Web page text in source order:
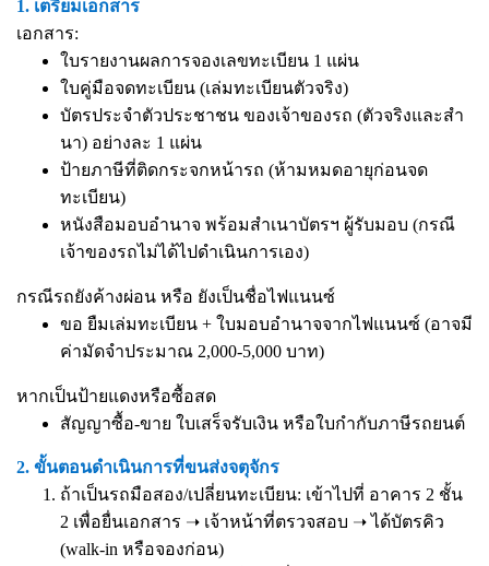
1. เตรียมเอกสาร
เอกสาร:
ใบรายงานผลการจองเลขทะเบียน 1 แผ่น
ใบคู่มือจดทะเบียน (เล่มทะเบียนตัวจริง)
บัตรประจำตัวประชาชน ของเจ้าของรถ (ตัวจริงและสำ
นา) อย่างละ 1 แผ่น
ป้ายภาษีที่ติดกระจกหน้ารถ (ห้ามหมดอายุก่อนจด
ทะเบียน)
หนังสือมอบอำนาจ พร้อมสำเนาบัตรฯ ผู้รับมอบ (กรณี
เจ้าของรถไม่ได้ไปดำเนินการเอง)
กรณีรถยังค้างผ่อน หรือ ยังเป็นชื่อไฟแนนซ์
ขอ ยืมเล่มทะเบียน + ใบมอบอำนาจจากไฟแนนซ์ (อาจมี
ค่ามัดจำประมาณ 2,000-5,000 บาท)
หากเป็นป้ายแดงหรือซื้อสด
สัญญาซื้อ-ขาย ใบเสร็จรับเงิน หรือใบกำกับภาษีรถยนต์
2. ขั้นตอนดำเนินการที่ขนส่งจตุจักร
ถ้าเป็นรถมือสอง/เปลี่ยนทะเบียน: เข้าไปที่ อาคาร 2 ชั้น
2 เพื่อยื่นเอกสาร ➝ เจ้าหน้าที่ตรวจสอบ ➝ ได้บัตรคิว
(walk-in หรือจองก่อน)